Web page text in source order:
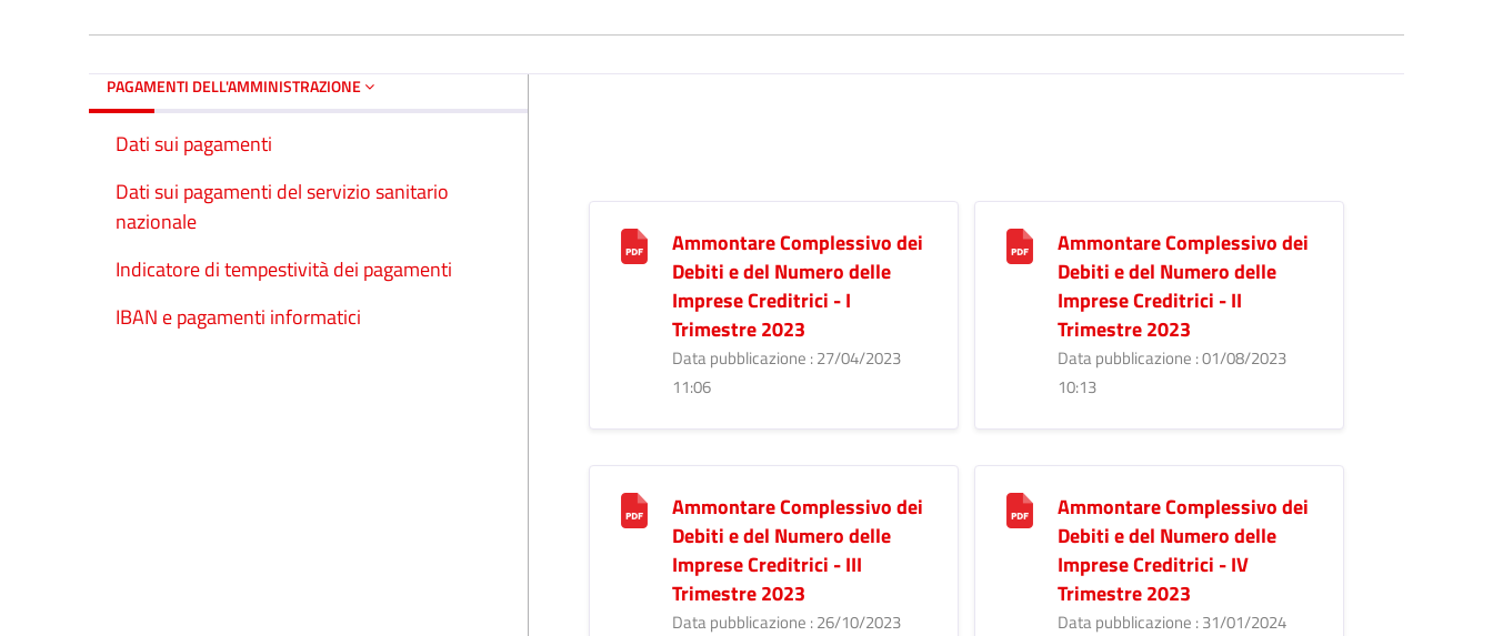
PAGAMENTI DELL'AMMINISTRAZIONE
Dati sui pagamenti
Dati sui pagamenti del servizio sanitario
nazionale
Indicatore di tempestività dei pagamenti
IBAN e pagamenti informatici
Ammontare Complessivo dei
Debiti e del Numero delle
Imprese Creditrici - I
Trimestre 2023
Data pubblicazione : 27/04/2023
11:06
Ammontare Complessivo dei
Debiti e del Numero delle
Imprese Creditrici - II
Trimestre 2023
Data pubblicazione : 01/08/2023
10:13
Ammontare Complessivo dei
Debiti e del Numero delle
Imprese Creditrici - III
Trimestre 2023
Data pubblicazione : 26/10/2023
Ammontare Complessivo dei
Debiti e del Numero delle
Imprese Creditrici - IV
Trimestre 2023
Data pubblicazione : 31/01/2024